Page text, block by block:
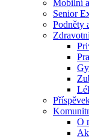
Mobilní
Senior
Podněty
O